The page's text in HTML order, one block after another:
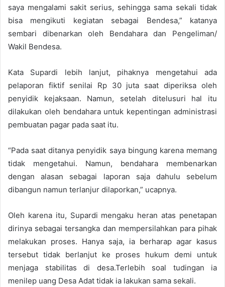
saya mengalami sakit serius, sehingga sama sekali tidak
bisa mengikuti kegiatan sebagai Bendesa,” katanya
sembari dibenarkan oleh Bendahara dan Pengeliman/
Wakil Bendesa.
Kata Supardi lebih lanjut, pihaknya mengetahui ada
pelaporan fiktif senilai Rp 30 juta saat diperiksa oleh
penyidik kejaksaan. Namun, setelah ditelusuri hal itu
dilakukan oleh bendahara untuk kepentingan administrasi
pembuatan pagar pada saat itu.
“Pada saat ditanya penyidik saya bingung karena memang
tidak mengetahui. Namun, bendahara membenarkan
dengan alasan sebagai laporan saja dahulu sebelum
dibangun namun terlanjur dilaporkan,” ucapnya.
Oleh karena itu, Supardi mengaku heran atas penetapan
dirinya sebagai tersangka dan mempersilahkan para pihak
melakukan proses. Hanya saja, ia berharap agar kasus
tersebut tidak berlanjut ke proses hukum demi untuk
menjaga stabilitas di desa.Terlebih soal tudingan ia
menilep uang Desa Adat tidak ia lakukan sama sekali.